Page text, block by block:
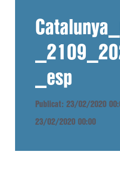
_esp
Publicat: 23/02/2020
23/02/2020 00:00